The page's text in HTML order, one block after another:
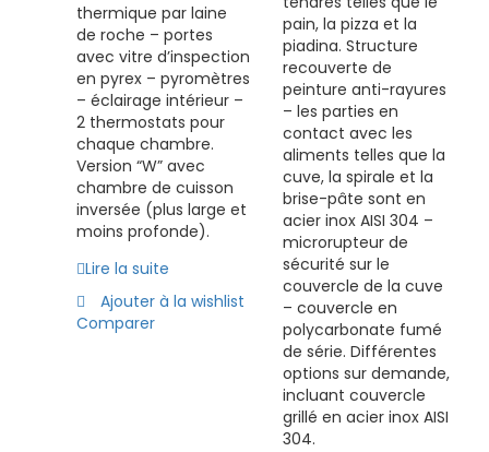
thermique par laine
de roche – portes
avec vitre d’inspection
en pyrex – pyromètres
– éclairage intérieur –
2 thermostats pour
chaque chambre.
Version “W” avec
chambre de cuisson
inversée (plus large et
moins profonde).
Lire la suite
Ajouter à la wishlist
Comparer
pain, la pizza et la
piadina. Structure
recouverte de
peinture anti-rayures
– les parties en
contact avec les
aliments telles que la
cuve, la spirale et la
brise-pâte sont en
acier inox AISI 304 –
microrupteur de
sécurité sur le
couvercle de la cuve
– couvercle en
polycarbonate fumé
de série. Différentes
options sur demande,
incluant couvercle
grillé en acier inox AISI
304.